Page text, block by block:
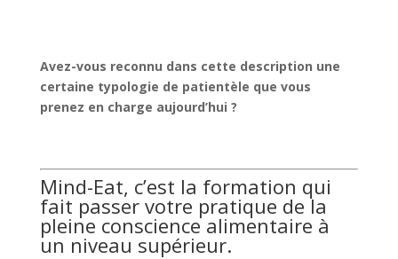
Avez-vous reconnu dans cette description une
certaine typologie de patientèle que vous
prenez en charge aujourd’hui ?
Mind-Eat, c’est la formation qui
fait passer votre pratique de la
pleine conscience alimentaire à
un niveau supérieur.